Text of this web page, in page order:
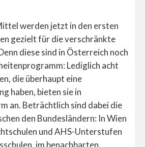
werden jetzt in den ersten
gezielt für die verschränkte
diese sind in Österreich noch
Lediglich acht
die überhaupt eine
haben, bieten sie in
an. Beträchtlich sind dabei die
den Bundesländern: In Wien
und AHS-Unterstufen
im benachbarten